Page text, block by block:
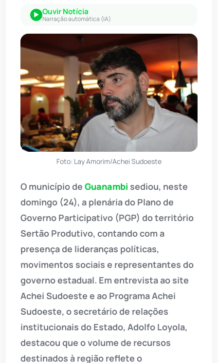
Ouvir Notícia
Narração automática (IA)
Foto: Lay Amorim/Achei Sudoeste
O município de Guanambi sediou, neste
domingo (24), a plenária do Plano de
Governo Participativo (PGP) do território
Sertão Produtivo, contando com a
presença de lideranças políticas,
movimentos sociais e representantes do
governo estadual. Em entrevista ao site
Achei Sudoeste e ao Programa Achei
Sudoeste, o secretário de relações
institucionais do Estado, Adolfo Loyola,
destacou que o volume de recursos
destinados à região reflete o